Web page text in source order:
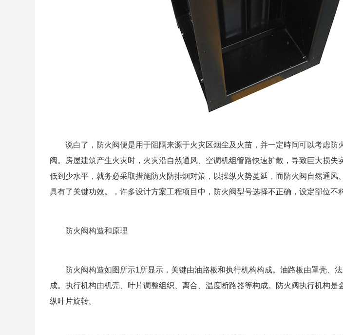
说白了，防火阀便是用于阻隔来源于火灾区烟尘及火苗，并一定時间可以考虑防
阀。房屋建筑产生火灾时，火灾沿自然通风、空调机组管路快速扩散，导致巨大损失
低到少水平，就务必采取措施防火防排烟对策，以操纵火势蔓延，而防火阀自然通风
具有了关键功效。，许多设计方案工程项目中，防火阀型号选择不正确，设定部位不
防火阀构造和原理
防火阀构造如图所示1所显示，关键由油路板和执行机构构成。油路板由罩壳、法
成。执行机构由机壳、叶片调整组织、离合、温度断路器等构成。防火阀执行机构是
纵叶片旋转。